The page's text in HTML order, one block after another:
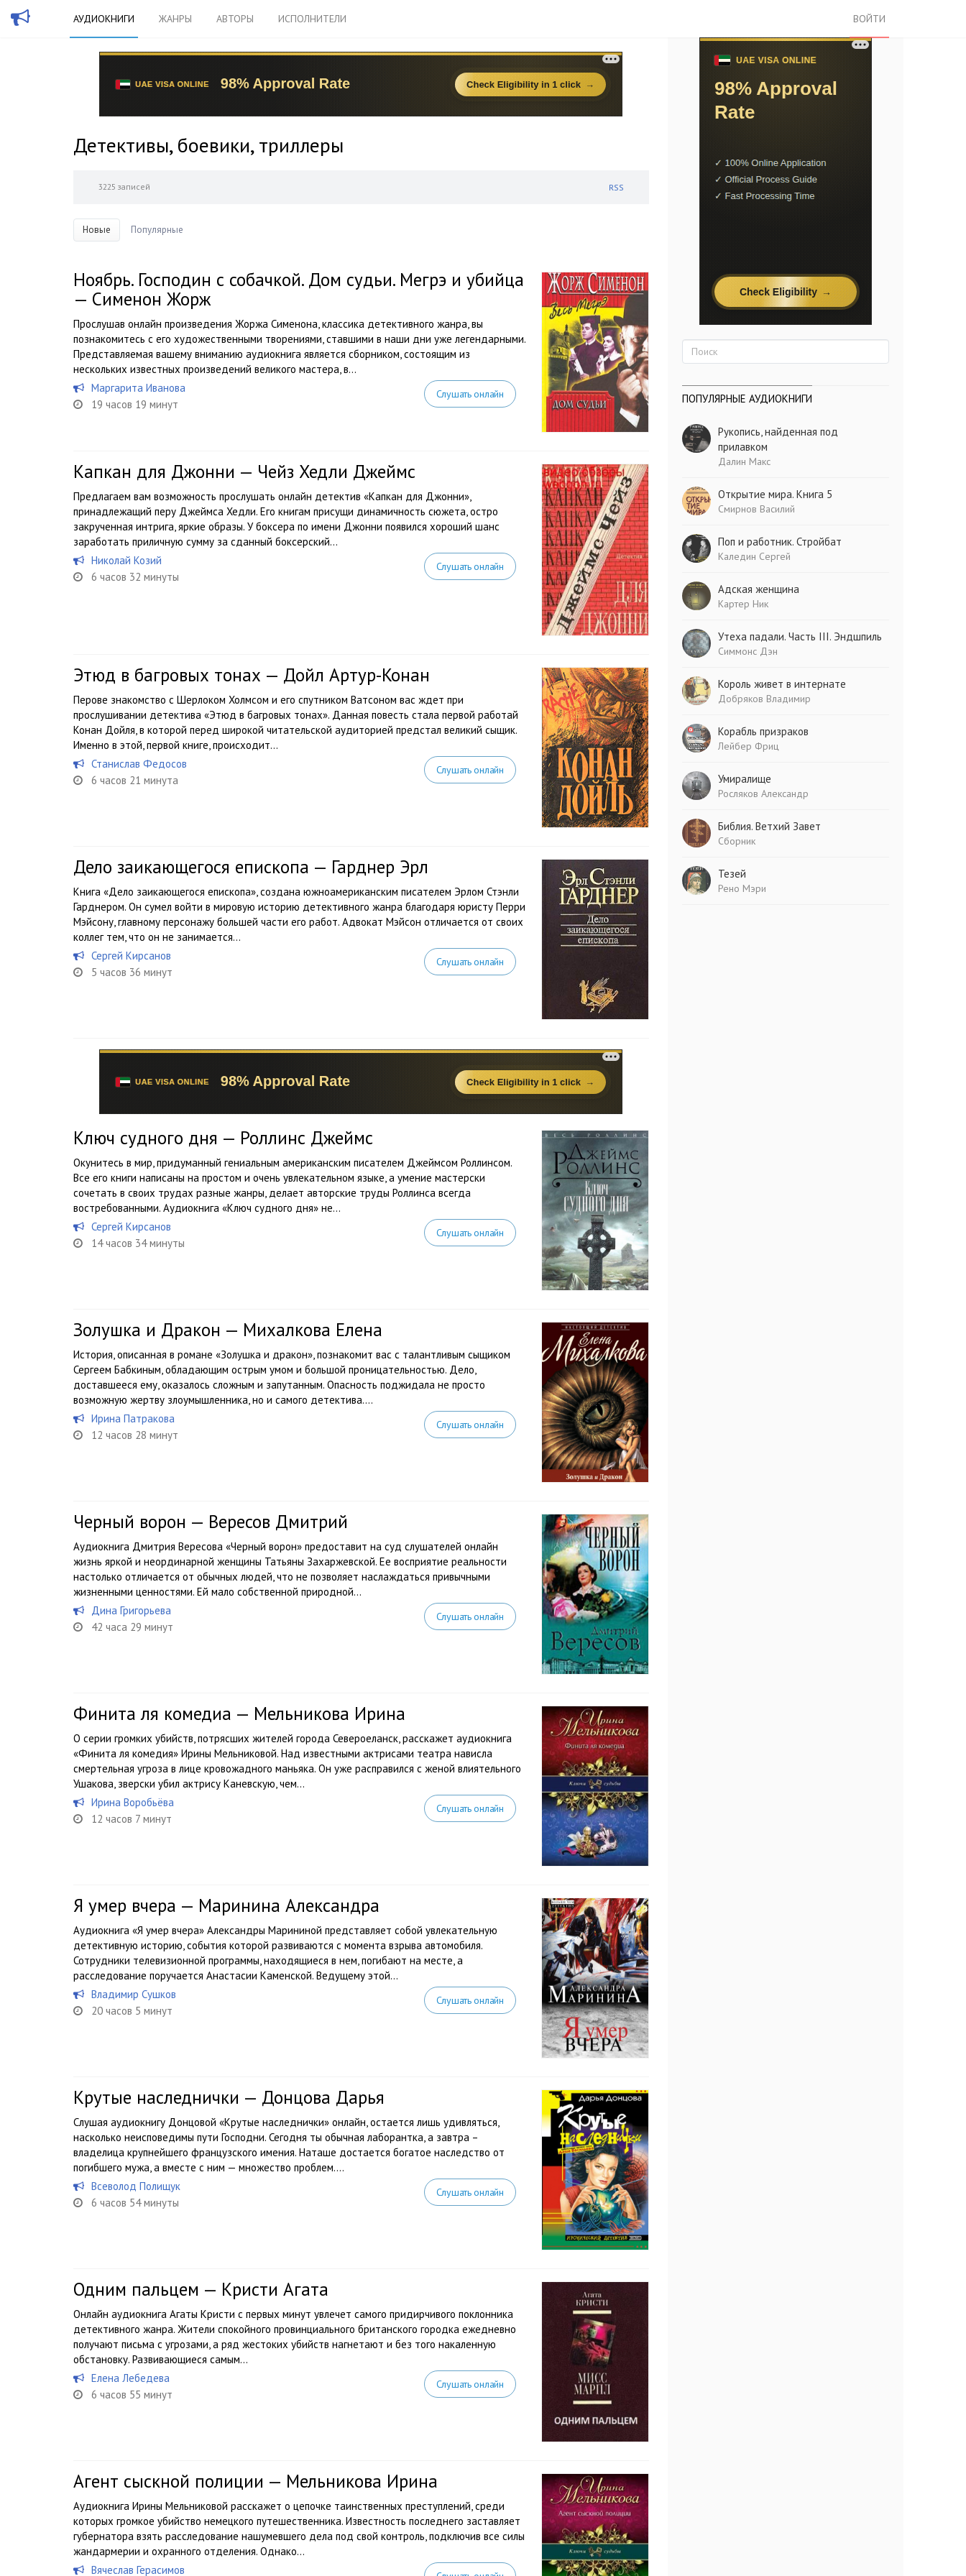
АУДИОКНИГИ ЖАНРЫ АВТОРЫ ИСПОЛНИТЕЛИ ВОЙТИ
Детективы, боевики, триллеры
3225 записей RSS
Новые Популярные
Ноябрь. Господин с собачкой. Дом судьи. Мегрэ и убийца
— Сименон Жорж
Прослушав онлайн произведения Жоржа Сименона, классика детективного жанра, вы
познакомитесь с его художественными творениями, ставшими в наши дни уже легендарными.
Представляемая вашему вниманию аудиокнига является сборником, состоящим из
нескольких известных произведений великого мастера, в...
Маргарита Иванова
19 часов 19 минут
Слушать онлайн
Капкан для Джонни — Чейз Хедли Джеймс
Предлагаем вам возможность прослушать онлайн детектив «Капкан для Джонни»,
принадлежащий перу Джеймса Хедли. Его книгам присущи динамичность сюжета, остро
закрученная интрига, яркие образы. У боксера по имени Джонни появился хороший шанс
заработать приличную сумму за сданный боксерский...
Николай Козий
6 часов 32 минуты
Слушать онлайн
Этюд в багровых тонах — Дойл Артур-Конан
Перове знакомство с Шерлоком Холмсом и его спутником Ватсоном вас ждет при
прослушивании детектива «Этюд в багровых тонах». Данная повесть стала первой работай
Конан Дойля, в которой перед широкой читательской аудиторией предстал великий сыщик.
Именно в этой, первой книге, происходит...
Станислав Федосов
6 часов 21 минута
Слушать онлайн
Дело заикающегося епископа — Гарднер Эрл
Книга «Дело заикающегося епископа», создана южноамериканским писателем Эрлом Стэнли
Гарднером. Он сумел войти в мировую историю детективного жанра благодаря юристу Перри
Мэйсону, главному персонажу большей части его работ. Адвокат Мэйсон отличается от своих
коллег тем, что он не занимается...
Сергей Кирсанов
5 часов 36 минут
Слушать онлайн
Ключ судного дня — Роллинс Джеймс
Окунитесь в мир, придуманный гениальным американским писателем Джеймсом Роллинсом.
Все его книги написаны на простом и очень увлекательном языке, а умение мастерски
сочетать в своих трудах разные жанры, делает авторские труды Роллинса всегда
востребованными. Аудиокнига «Ключ судного дня» не...
Сергей Кирсанов
14 часов 34 минуты
Слушать онлайн
Золушка и Дракон — Михалкова Елена
История, описанная в романе «Золушка и дракон», познакомит вас с талантливым сыщиком
Сергеем Бабкиным, обладающим острым умом и большой проницательностью. Дело,
доставшееся ему, оказалось сложным и запутанным. Опасность поджидала не просто
возможную жертву злоумышленника, но и самого детектива....
Ирина Патракова
12 часов 28 минут
Слушать онлайн
Черный ворон — Вересов Дмитрий
Аудиокнига Дмитрия Вересова «Черный ворон» предоставит на суд слушателей онлайн
жизнь яркой и неординарной женщины Татьяны Захаржевской. Ее восприятие реальности
настолько отличается от обычных людей, что не позволяет наслаждаться привычными
жизненными ценностями. Ей мало собственной природной...
Дина Григорьева
42 часа 29 минут
Слушать онлайн
Финита ля комедиа — Мельникова Ирина
О серии громких убийств, потрясших жителей города Североеланск, расскажет аудиокнига
«Финита ля комедия» Ирины Мельниковой. Над известными актрисами театра нависла
смертельная угроза в лице кровожадного маньяка. Он уже расправился с женой влиятельного
Ушакова, зверски убил актрису Каневскую, чем...
Ирина Воробьёва
12 часов 7 минут
Слушать онлайн
Я умер вчера — Маринина Александра
Аудиокнига «Я умер вчера» Александры Марининой представляет собой увлекательную
детективную историю, события которой развиваются с момента взрыва автомобиля.
Сотрудники телевизионной программы, находящиеся в нем, погибают на месте, а
расследование поручается Анастасии Каменской. Ведущему этой...
Владимир Сушков
20 часов 5 минут
Слушать онлайн
Крутые наследнички — Донцова Дарья
Слушая аудиокнигу Донцовой «Крутые наследнички» онлайн, остается лишь удивляться,
насколько неисповедимы пути Господни. Сегодня ты обычная лаборантка, а завтра –
владелица крупнейшего французского имения. Наташе достается богатое наследство от
погибшего мужа, а вместе с ним — множество проблем....
Всеволод Полищук
6 часов 54 минуты
Слушать онлайн
Одним пальцем — Кристи Агата
Онлайн аудиокнига Агаты Кристи с первых минут увлечет самого придирчивого поклонника
детективного жанра. Жители спокойного провинциального британского городка ежедневно
получают письма с угрозами, а ряд жестоких убийств нагнетают и без того накаленную
обстановку. Развивающиеся самым...
Елена Лебедева
6 часов 55 минут
Слушать онлайн
Агент сыскной полиции — Мельникова Ирина
Аудиокнига Ирины Мельниковой расскажет о цепочке таинственных преступлений, среди
которых громкое убийство немецкого путешественника. Известность последнего заставляет
губернатора взять расследование нашумевшего дела под свой контроль, подключив все силы
жандармерии и охранного отделения. Однако...
Вячеслав Герасимов
ПОПУЛЯРНЫЕ АУДИОКНИГИ
Рукопись, найденная под
прилавком
Далин Макс
Открытие мира. Книга 5
Смирнов Василий
Поп и работник. Стройбат
Каледин Сергей
Адская женщина
Картер Ник
Утеха падали. Часть III. Эндшпиль
Симмонс Дэн
Король живет в интернате
Добряков Владимир
Корабль призраков
Лейбер Фриц
Умиралище
Росляков Александр
Библия. Ветхий Завет
Сборник
Тезей
Рено Мэри